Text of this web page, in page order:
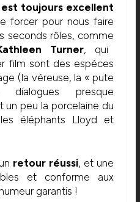
est toujours excellent
forcer pour nous faire
seconds rôles, comme
Turner, qui
film sont des espèces
(la véreuse, la « pute
presque
peu la porcelaine du
éléphants Lloyd et
retour réussi, et une
et conforme aux
garantis !